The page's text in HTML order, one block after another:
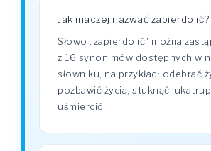
Jak inaczej nazwać zapierdolić?
Słowo „zapierdolić" można
z 16 synonimów dostępnych w
słowniku, na przykład: odebrać
pozbawić życia, stuknąć,
uśmiercić.